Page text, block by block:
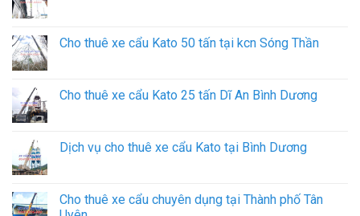
Cho thuê xe cẩu Kato 50 tấn tại kcn Sóng Thần
Cho thuê xe cẩu Kato 25 tấn Dĩ An Bình Dương
Dịch vụ cho thuê xe cẩu Kato tại Bình Dương
Cho thuê xe cẩu chuyên dụng tại Thành phố Tân